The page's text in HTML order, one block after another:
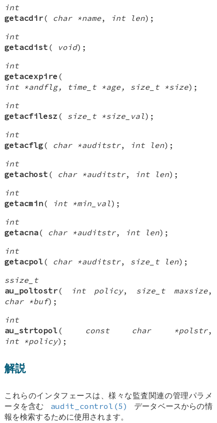
int
getacdir( char *name, int len);
int
getacdist ( void);
int
getacexpire (
int *andflg, time_t *age, size_t *size);
int
getacfilesz ( size_t *size_val );
int
getacflg( char *auditstr, int len);
int
getachost ( char *auditstr, int len);
int
getacmin( int *min_val );
int
getacna( char *auditstr, int len);
int
getacpol ( char *auditstr, size_t len);
ssize_t
au_poltostr( int policy, size_t maxsize,
char *buf);
int
au_strtopol ( const char *polstr,
int *policy);
解説
これらのインタフェースは、様々な監査関連の管理パラメ
ータを含む
audit_control(5)
データベースからの情
報を検索するために使用されます。